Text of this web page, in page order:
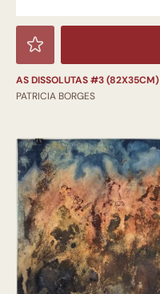
AS DISSOLUTAS #3 (82X35CM)
PATRICIA BORGES